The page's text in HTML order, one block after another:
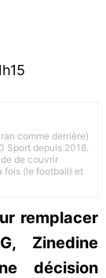
comme derrière)
Sport depuis 2018.
de couvrir
fois (le football) et
remplacer
Zinedine
décision